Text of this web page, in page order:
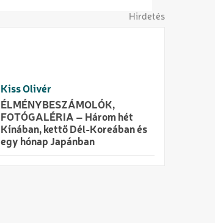
Hirdetés
Kiss Olivér
ÉLMÉNYBESZÁMOLÓK,
FOTÓGALÉRIA – Három hét
Kínában, kettő Dél-Koreában és
egy hónap Japánban